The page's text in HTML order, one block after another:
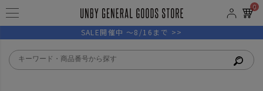
0
SALE開催中 ～8/16まで >>